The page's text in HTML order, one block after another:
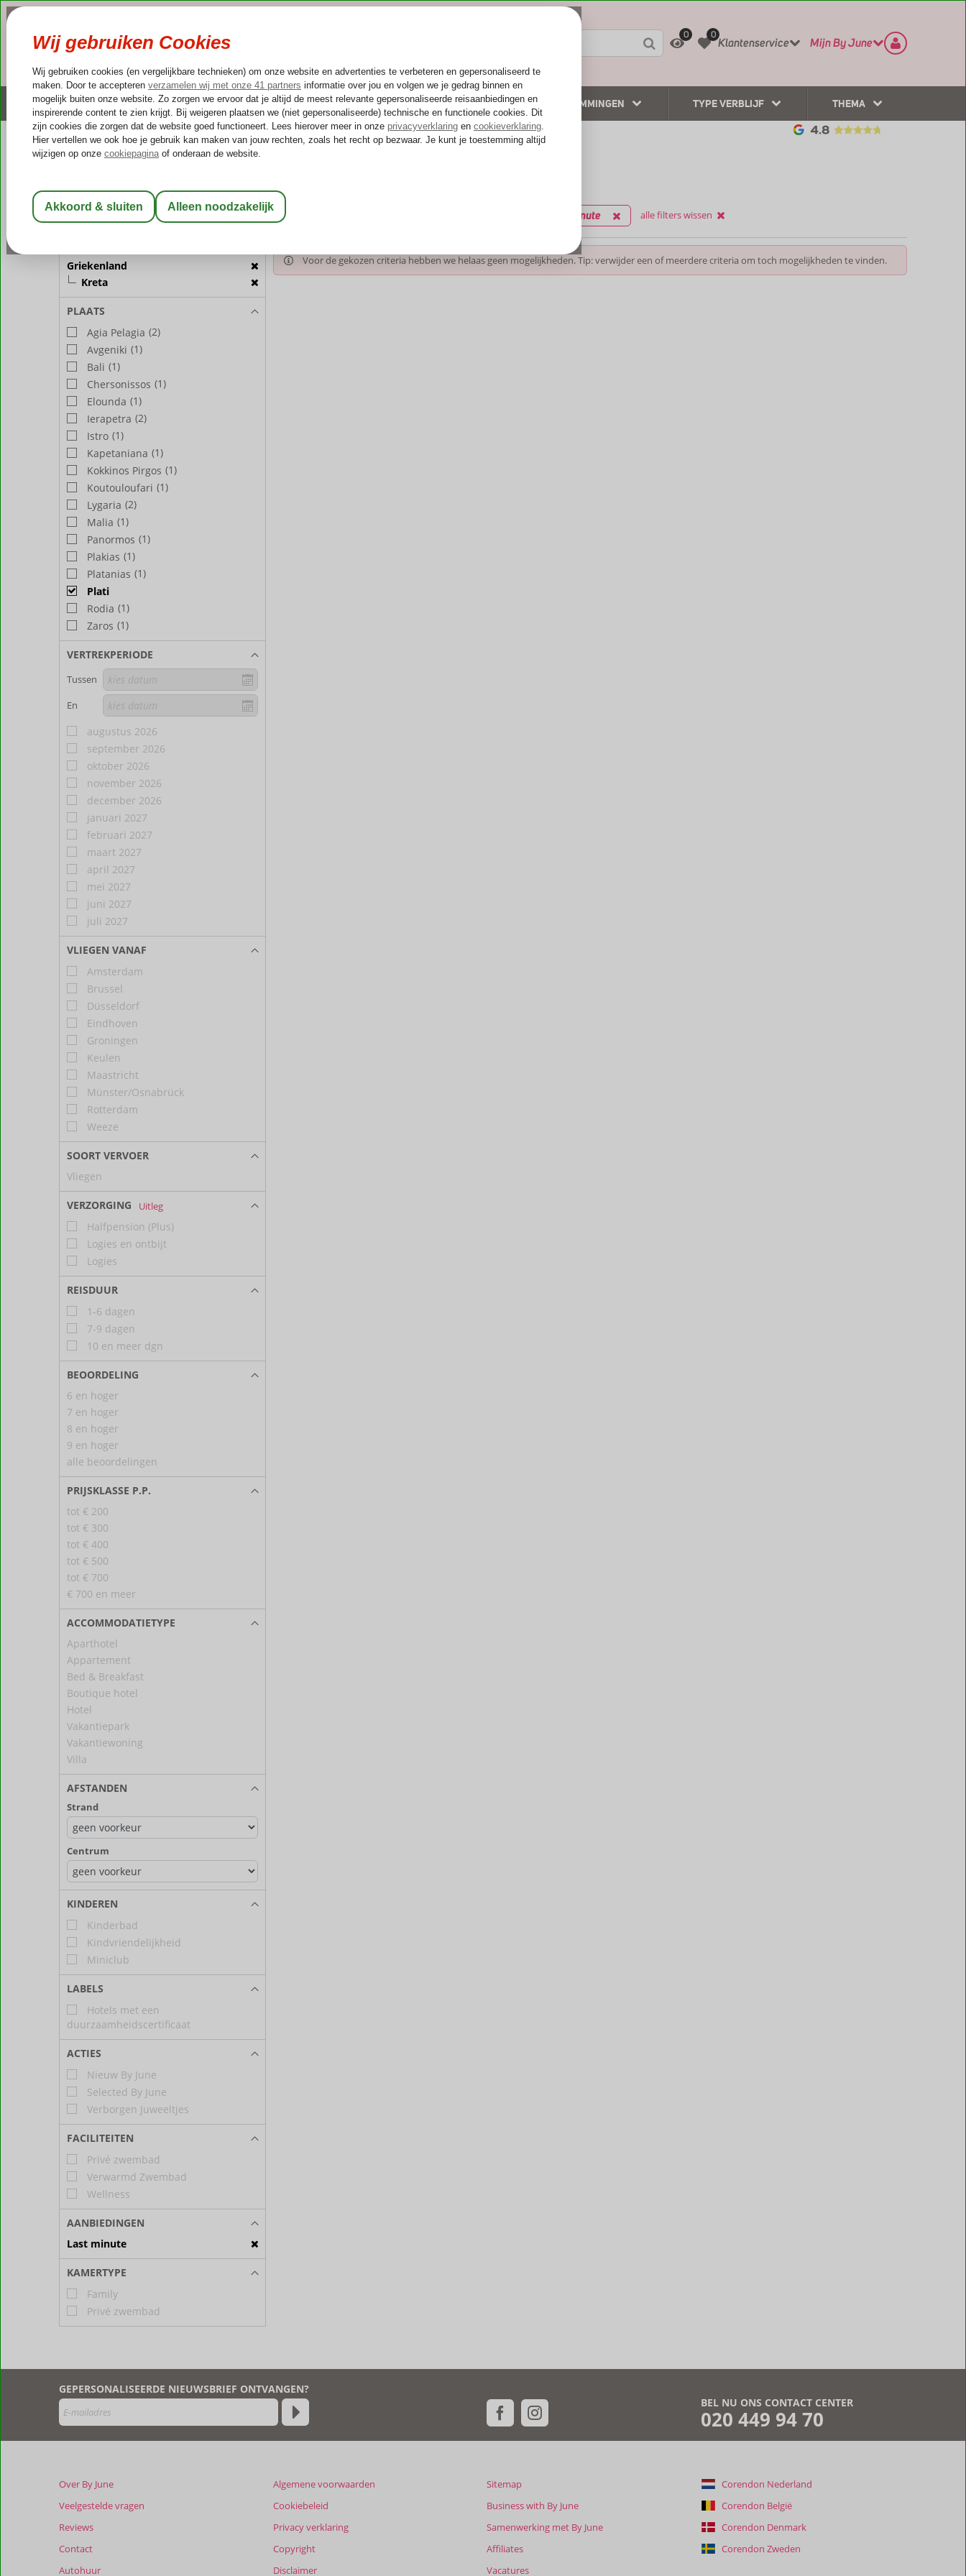
0 0
Klantenservice Mijn By June
NAZOMER LAST MINUTES ZOMER 2026 WINTERZON BESTEMMINGEN TYPE VERBLIJF THEMA
Altijd inclusief huurauto Kleinschalige & unieke accommodaties Weg van de drukte
Kamer 1: 2 Personen
Wijzig Reisgezelschap
Griekenland
Kreta
PLAATS
Agia Pelagia (2)
Avgeniki (1)
Bali (1)
Chersonissos (1)
Elounda (1)
Ierapetra (2)
Istro (1)
Kapetaniana (1)
Kokkinos Pirgos (1)
Koutouloufari (1)
Lygaria (2)
Malia (1)
Panormos (1)
Plakias (1)
Platanias (1)
Plati
Rodia (1)
Zaros (1)
VERTREKPERIODE
Tussen
En
augustus 2026
september 2026
oktober 2026
november 2026
december 2026
januari 2027
februari 2027
maart 2027
april 2027
mei 2027
juni 2027
juli 2027
VLIEGEN VANAF
Amsterdam
Brussel
Düsseldorf
Eindhoven
Groningen
Keulen
Maastricht
Münster/Osnabrück
Rotterdam
Weeze
SOORT VERVOER
Vliegen
VERZORGING Uitleg
Halfpension (Plus)
Logies en ontbijt
Logies
REISDUUR
1-6 dagen
7-9 dagen
10 en meer dgn
BEOORDELING
6 en hoger
7 en hoger
8 en hoger
9 en hoger
alle beoordelingen
PRIJSKLASSE P.P.
tot € 200
tot € 300
tot € 400
tot € 500
tot € 700
€ 700 en meer
ACCOMMODATIETYPE
Aparthotel
Appartement
Bed & Breakfast
Boutique hotel
Hotel
Vakantiepark
Vakantiewoning
Villa
AFSTANDEN
Strand
Centrum
KINDEREN
Kinderbad
Kindvriendelijkheid
Miniclub
LABELS
Hotels met een
duurzaamheidscertificaat
ACTIES
Nieuw By June
Selected By June
Verborgen Juweeltjes
FACILITEITEN
Privé zwembad
Verwarmd Zwembad
Wellness
AANBIEDINGEN
Last minute
KAMERTYPE
Family
Privé zwembad
Gekozen filters
Last minute alle filters wissen
Voor de gekozen criteria hebben we helaas geen mogelijkheden. Tip: verwijder een of meerdere criteria om toch mogelijkheden te vinden.
BEL NU ONS CONTACT CENTER
020 449 94 70
GEPERSONALISEERDE NIEUWSBRIEF ONTVANGEN?
Over By June
Veelgestelde vragen
Reviews
Contact
Autohuur
Algemene voorwaarden
Cookiebeleid
Privacy verklaring
Copyright
Disclaimer
Sitemap
Business with By June
Samenwerking met By June
Affiliates
Vacatures
Corendon Nederland
Corendon België
Corendon Denmark
Corendon Zweden